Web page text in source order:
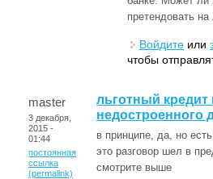
претендовать на
Войдите или
чтобы
master
3 декабря,
2015 -
01:44
постоянная
ссылка
(permalink)
льготный кредит
недостроенного
в принципе, да, но
это разговор шел в
смотрите выше